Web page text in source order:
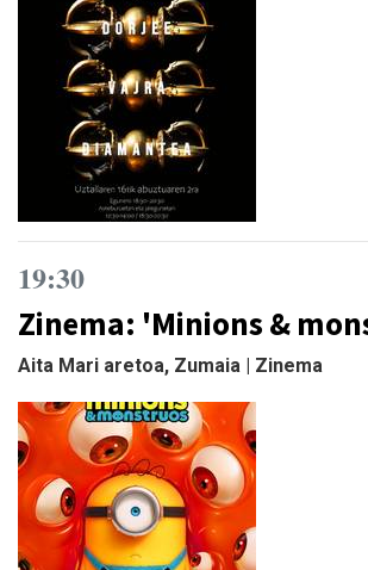
19:30
Zinema: 'Minions &
Aita Mari aretoa, Zumaia | Zinema